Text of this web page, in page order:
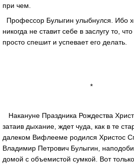
при чем.
Профессор Булыгин улыбнулся. Ибо
никогда не ставит себе в заслугу то,
просто спешит и успевает его делать.
* *
Накануне Праздника Рождества
затаив дыхание, ждет чуда, как в те
далеком Вифлееме родился Христос
Владимир Петрович Булыгин,
домой с объемистой сумкой. Вот